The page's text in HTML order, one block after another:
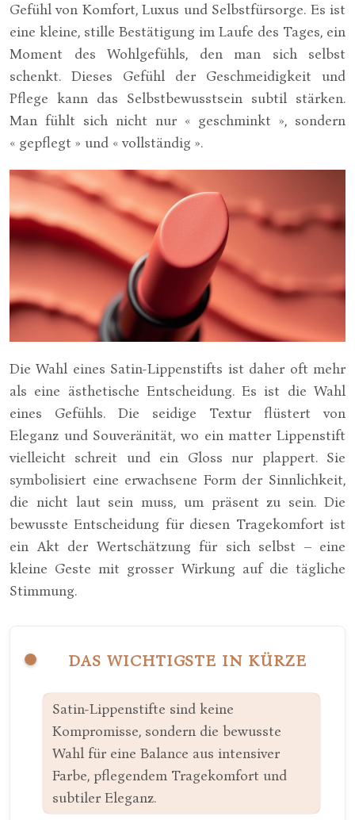
Gefühl von Komfort, Luxus und Selbstfürsorge. Es ist
eine kleine, stille Bestätigung im Laufe des Tages, ein
Moment des Wohlgefühls, den man sich selbst
schenkt. Dieses Gefühl der Geschmeidigkeit und
Pflege kann das Selbstbewusstsein subtil stärken.
Man fühlt sich nicht nur « geschminkt », sondern
« gepflegt » und « vollständig ».
Die Wahl eines Satin-Lippenstifts ist daher oft mehr
als eine ästhetische Entscheidung. Es ist die Wahl
eines Gefühls. Die seidige Textur flüstert von
Eleganz und Souveränität, wo ein matter Lippenstift
vielleicht schreit und ein Gloss nur plappert. Sie
symbolisiert eine erwachsene Form der Sinnlichkeit,
die nicht laut sein muss, um präsent zu sein. Die
bewusste Entscheidung für diesen Tragekomfort ist
ein Akt der Wertschätzung für sich selbst – eine
kleine Geste mit grosser Wirkung auf die tägliche
Stimmung.
DAS WICHTIGSTE IN KÜRZE
Satin-Lippenstifte sind keine
Kompromisse, sondern die bewusste
Wahl für eine Balance aus intensiver
Farbe, pflegendem Tragekomfort und
subtiler Eleganz.